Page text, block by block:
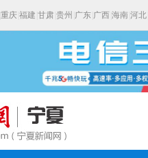
重庆 福建 甘肃 贵州 广东 广西 海南 河北